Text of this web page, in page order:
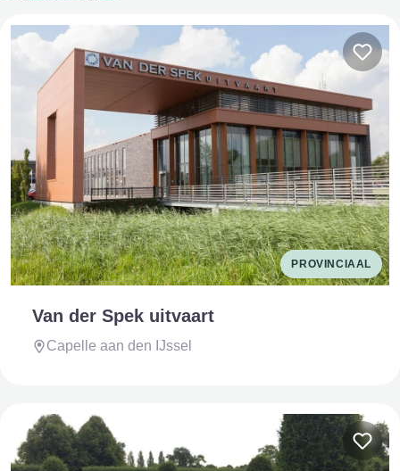
PROVINCIAAL
Van der Spek uitvaart
Capelle aan den IJssel